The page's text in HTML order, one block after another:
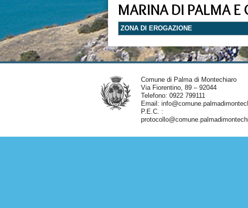
MARINA DI PALMA E
ZONA DI EROGAZIONE
Comune di Palma di Montechiaro
Via Fiorentino, 89 – 92044
Telefono: 0922 799111
Email:
P.E.C. :